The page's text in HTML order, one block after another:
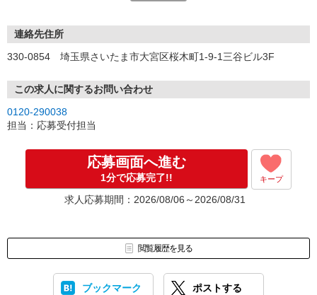
です。
支店への来社は不要！登録時にあなたの希望をお伝えいただけれ
ば、
コーディネーターがピッタリのお仕事を厳選してご紹介いたしま
※詳細はお仕事のご紹介時にお伝えします。
連絡先住所
330-0854 埼玉県さいたま市大宮区桜木町1-9-1三谷ビル3F
この求人に関するお問い合わせ
0120-290038
担当：応募受付担当
応募画面へ進む
1分で応募完了!! キープ
求人応募期間：2026/08/06～2026/08/31
閲覧履歴を見る
ブックマーク ポストする